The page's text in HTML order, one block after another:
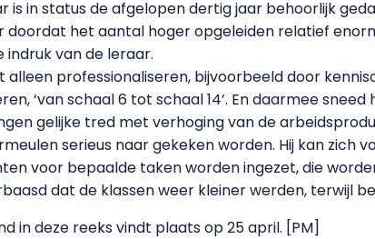
is in status de afgelopen dertig jaar behoorlijk
het aantal hoger opgeleiden relatief
indruk van de leraar.
alleen professionaliseren, bijvoorbeeld door
‘van schaal 6 tot schaal 14’. En daarmee
gelijke tred met verhoging van de
serieus naar gekeken worden. Hij kan zich
voor bepaalde taken worden ingezet, die
dat de klassen weer kleiner werden, terwijl
in deze reeks vindt plaats op 25 april. [PM]